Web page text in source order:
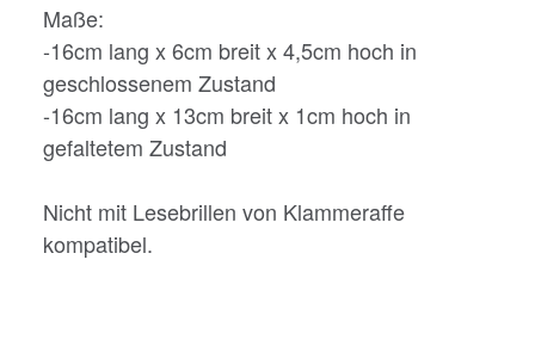
Maße:
-16cm lang x 6cm breit x 4,5cm hoch in
geschlossenem Zustand
-16cm lang x 13cm breit x 1cm hoch in
gefaltetem Zustand
Nicht mit Lesebrillen von Klammeraffe
kompatibel.